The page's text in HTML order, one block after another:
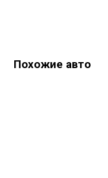
Похожие авто